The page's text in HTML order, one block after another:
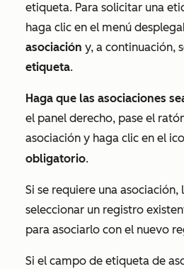
etiqueta. Para solicitar una
haga clic en el menú
asociación y, a continuación,
etiqueta.
Haga que las asociaciones
el panel derecho, pase el
asociación y haga clic en el
obligatorio.
Si se requiere una asociación,
seleccionar un registro
para asociarlo con el nuevo
Si el campo de etiqueta de